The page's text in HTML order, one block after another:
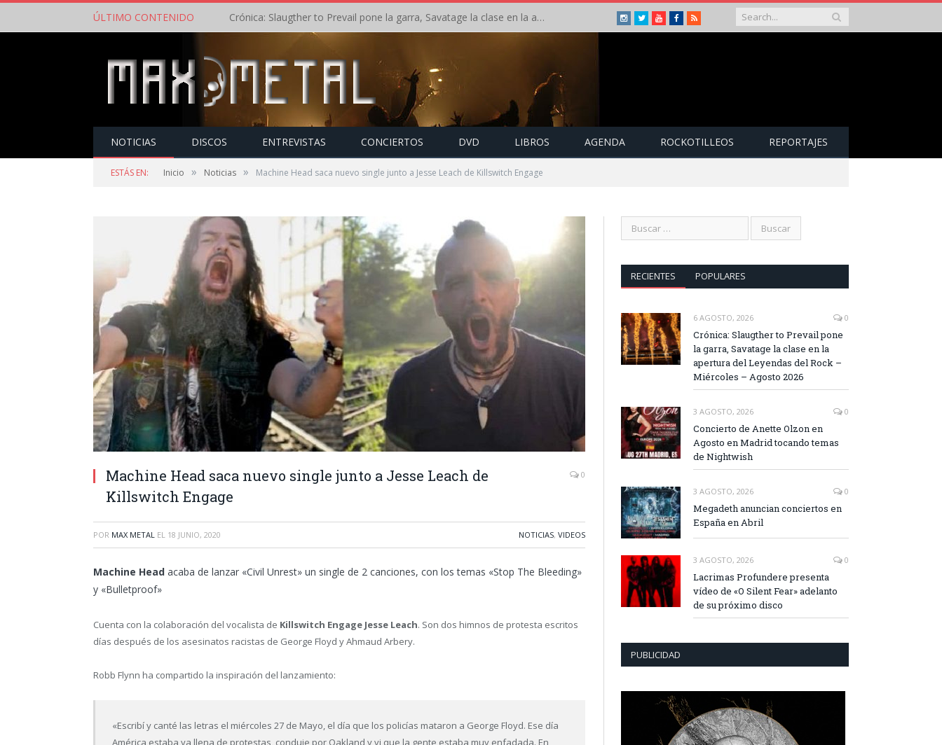
ÚLTIMO CONTENIDO Crónica: Slaugther to Prevail pone la garra, Savatage la clase en la apertura del Leyendas del Rock – Miércoles – Agosto 2026 Instagram
TwitterYoutubeFacebook
RSS
NOTICIAS DISCOS ENTREVISTAS CONCIERTOS DVD LIBROS AGENDA ROCKOTILLEOS REPORTAJES
ESTÁS EN: Inicio » Noticias » Machine Head saca nuevo single junto a Jesse Leach de Killswitch Engage
Machine Head saca nuevo single junto a Jesse Leach de
Killswitch Engage
0
POR MAX METAL EL 18 JUNIO, 2020 NOTICIAS, VIDEOS
Machine Head acaba de lanzar «Civil Unrest» un single de 2 canciones, con los temas «Stop The Bleeding»
y «Bulletproof»
Cuenta con la colaboración del vocalista de Killswitch Engage Jesse Leach. Son dos himnos de protesta escritos
días después de los asesinatos racistas de George Floyd y Ahmaud Arbery.
Robb Flynn ha compartido la inspiración del lanzamiento:
«Escribí y canté las letras el miércoles 27 de Mayo, el día que los policías mataron a George Floyd. Ese día
RECIENTES POPULARES
6 AGOSTO, 2026 0
Crónica: Slaugther to Prevail pone
la garra, Savatage la clase en la
apertura del Leyendas del Rock –
Miércoles – Agosto 2026
3 AGOSTO, 2026 0
Concierto de Anette Olzon en
Agosto en Madrid tocando temas
de Nightwish
3 AGOSTO, 2026 0
Megadeth anuncian conciertos en
España en Abril
3 AGOSTO, 2026 0
Lacrimas Profundere presenta
vídeo de «O Silent Fear» adelanto
de su próximo disco
PUBLICIDAD